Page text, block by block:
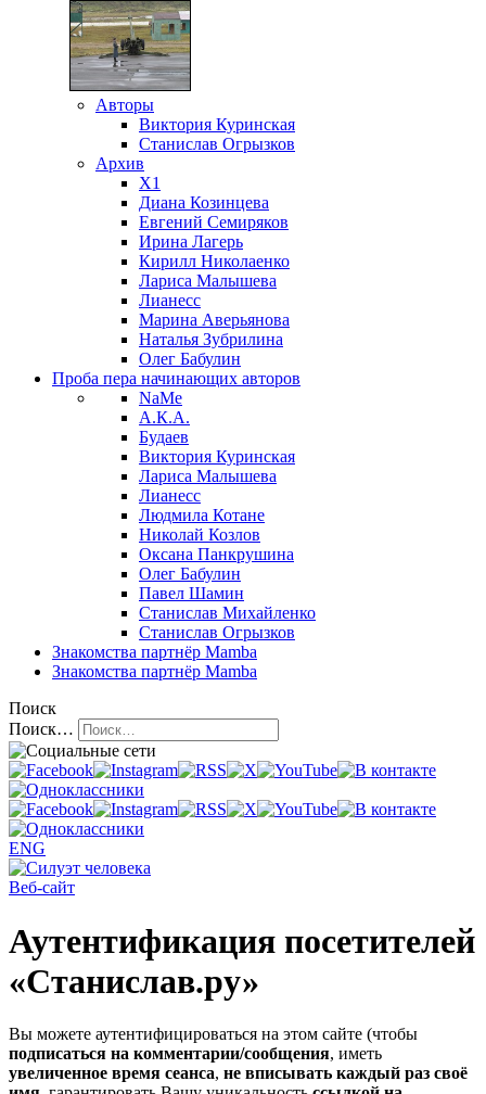
Авторы
Виктория Куринская
Станислав Огрызков
Архив
X1
Диана Козинцева
Евгений Семиряков
Ирина Лагерь
Кирилл Николаенко
Лариса Малышева
Лианесс
Марина Аверьянова
Наталья Зубрилина
Олег Бабулин
Проба пера начинающих авторов
NaMe
А.К.А.
Будаев
Виктория Куринская
Лариса Малышева
Лианесс
Людмила Котане
Николай Козлов
Оксана Панкрушина
Олег Бабулин
Павел Шамин
Станислав Михайленко
Станислав Огрызков
Знакомства партнёр Mamba
Знакомства партнёр Mamba
Поиск
Поиск…
ENG
Веб-сайт
Аутентификация посетителей
«Станислав.ру»
Вы можете аутентифицироваться на этом сайте (чтобы
подписаться на комментарии/сообщения, иметь
увеличенное время сеанса, не вписывать каждый раз своё